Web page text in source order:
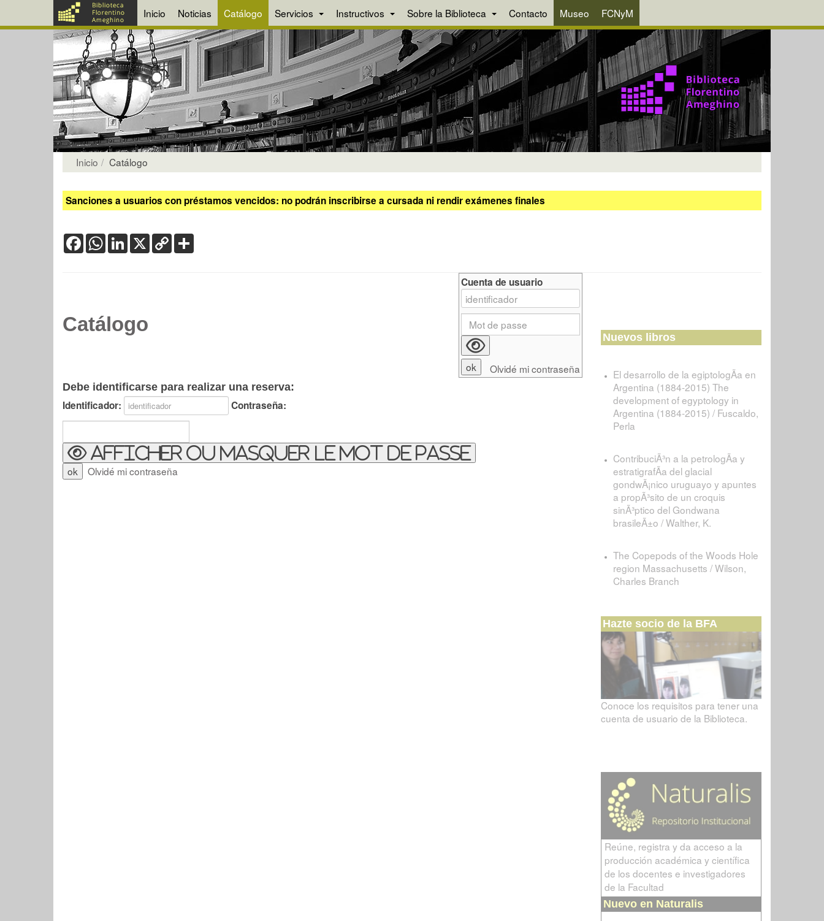
Inicio Noticias Catálogo Servicios Instructivos Sobre la Biblioteca Contacto Museo FCNyM
Inicio Catálogo
Sanciones a usuarios con préstamos vencidos: no podrán inscribirse a cursada ni rendir exámenes finales
FacebookWhatsApp
LinkedIn
X Copy
Link
Catálogo
Debe identificarse para realizar una reserva:
Identificador: Contraseña:
Afficher ou masquer le mot de passe
Olvidé mi contraseña
Cuenta de usuario
Olvidé mi contraseña
Nuevos libros
El desarrollo de la egiptologÃ­a en
Argentina (1884-2015) The
development of egyptology in
Argentina (1884-2015) / Fuscaldo,
Perla
ContribuciÃ³n a la petrologÃ­a y
estratigrafÃ­a del glacial
gondwÃ¡nico uruguayo y apuntes
a propÃ³sito de un croquis
sinÃ³ptico del Gondwana
brasileÃ±o / Walther, K.
The Copepods of the Woods Hole
region Massachusetts / Wilson,
Charles Branch
Hazte socio de la BFA
Conoce los requisitos para tener una
cuenta de usuario de la Biblioteca.
Reúne, registra y da acceso a la
producción académica y científica
de los docentes e investigadores
de la Facultad
Nuevo en Naturalis